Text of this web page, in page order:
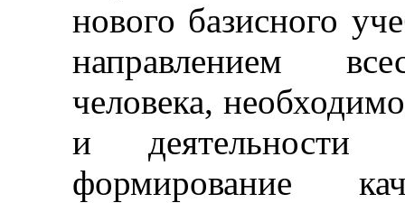
нового базисного
направлением
человека,
и деятельности
формирование